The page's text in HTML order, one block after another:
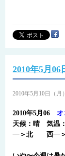
2010年5月
2010年5月10日（月）
2010年5月06オ
天候：晴 気温
―＞北西―